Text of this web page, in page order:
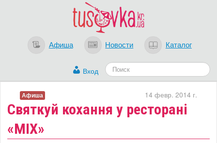
Афиша Новости Каталог
Вход
Святкуй кохання у ресторані
«MІХ»
14 февр. 2014 г.
Афиша